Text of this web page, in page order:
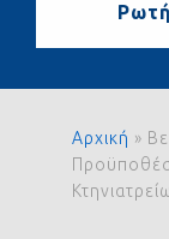
Αρχική »